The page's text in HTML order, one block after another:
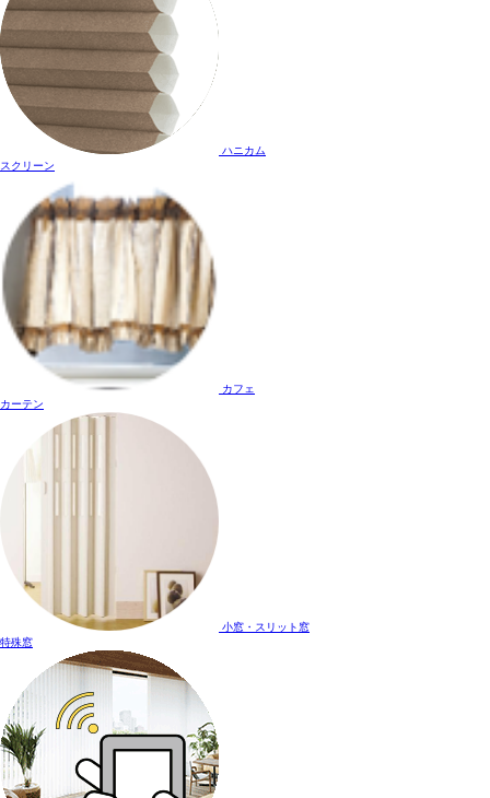
ハニカム
スクリーン
カフェ
カーテン
小窓・スリット窓
特殊窓